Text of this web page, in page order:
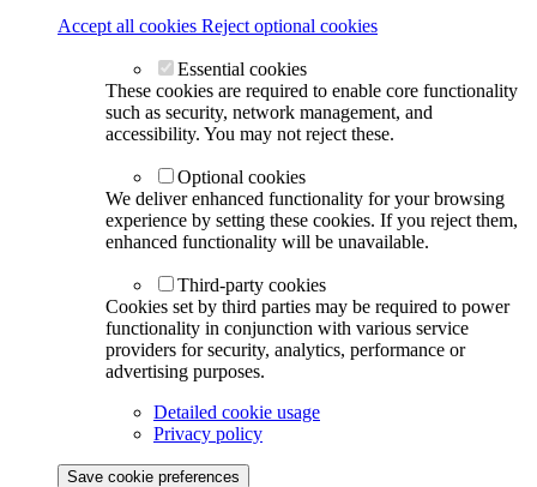
Accept all cookies Reject optional cookies
Essential cookies
These cookies are required to enable core functionality
such as security, network management, and
accessibility. You may not reject these.
Optional cookies
We deliver enhanced functionality for your browsing
experience by setting these cookies. If you reject them,
enhanced functionality will be unavailable.
Third-party cookies
Cookies set by third parties may be required to power
functionality in conjunction with various service
providers for security, analytics, performance or
advertising purposes.
Detailed cookie usage
Privacy policy
Save cookie preferences